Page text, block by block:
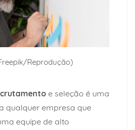
Reprodução)
e seleção é uma
qualquer empresa que
equipe de alto